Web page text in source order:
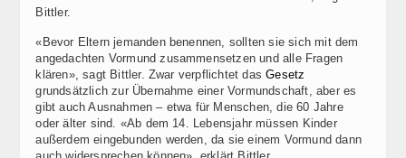
Bittler.
«Bevor Eltern jemanden benennen, sollten sie sich mit dem
angedachten Vormund zusammensetzen und alle Fragen
klären», sagt Bittler. Zwar verpflichtet dasGesetz
grundsätzlich zur Übernahme einer Vormundschaft, aber es
gibt auch Ausnahmen – etwa für Menschen, die 60 Jahre
oder älter sind. «Ab dem 14. Lebensjahr müssen Kinder
außerdem eingebunden werden, da sie einem Vormund dann